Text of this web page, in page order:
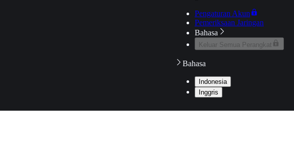
Pengaturan Akun
Pemeriksaan Jaringan
Bahasa
Keluar Semua Perangkat
Bahasa
Indonesia
Inggris